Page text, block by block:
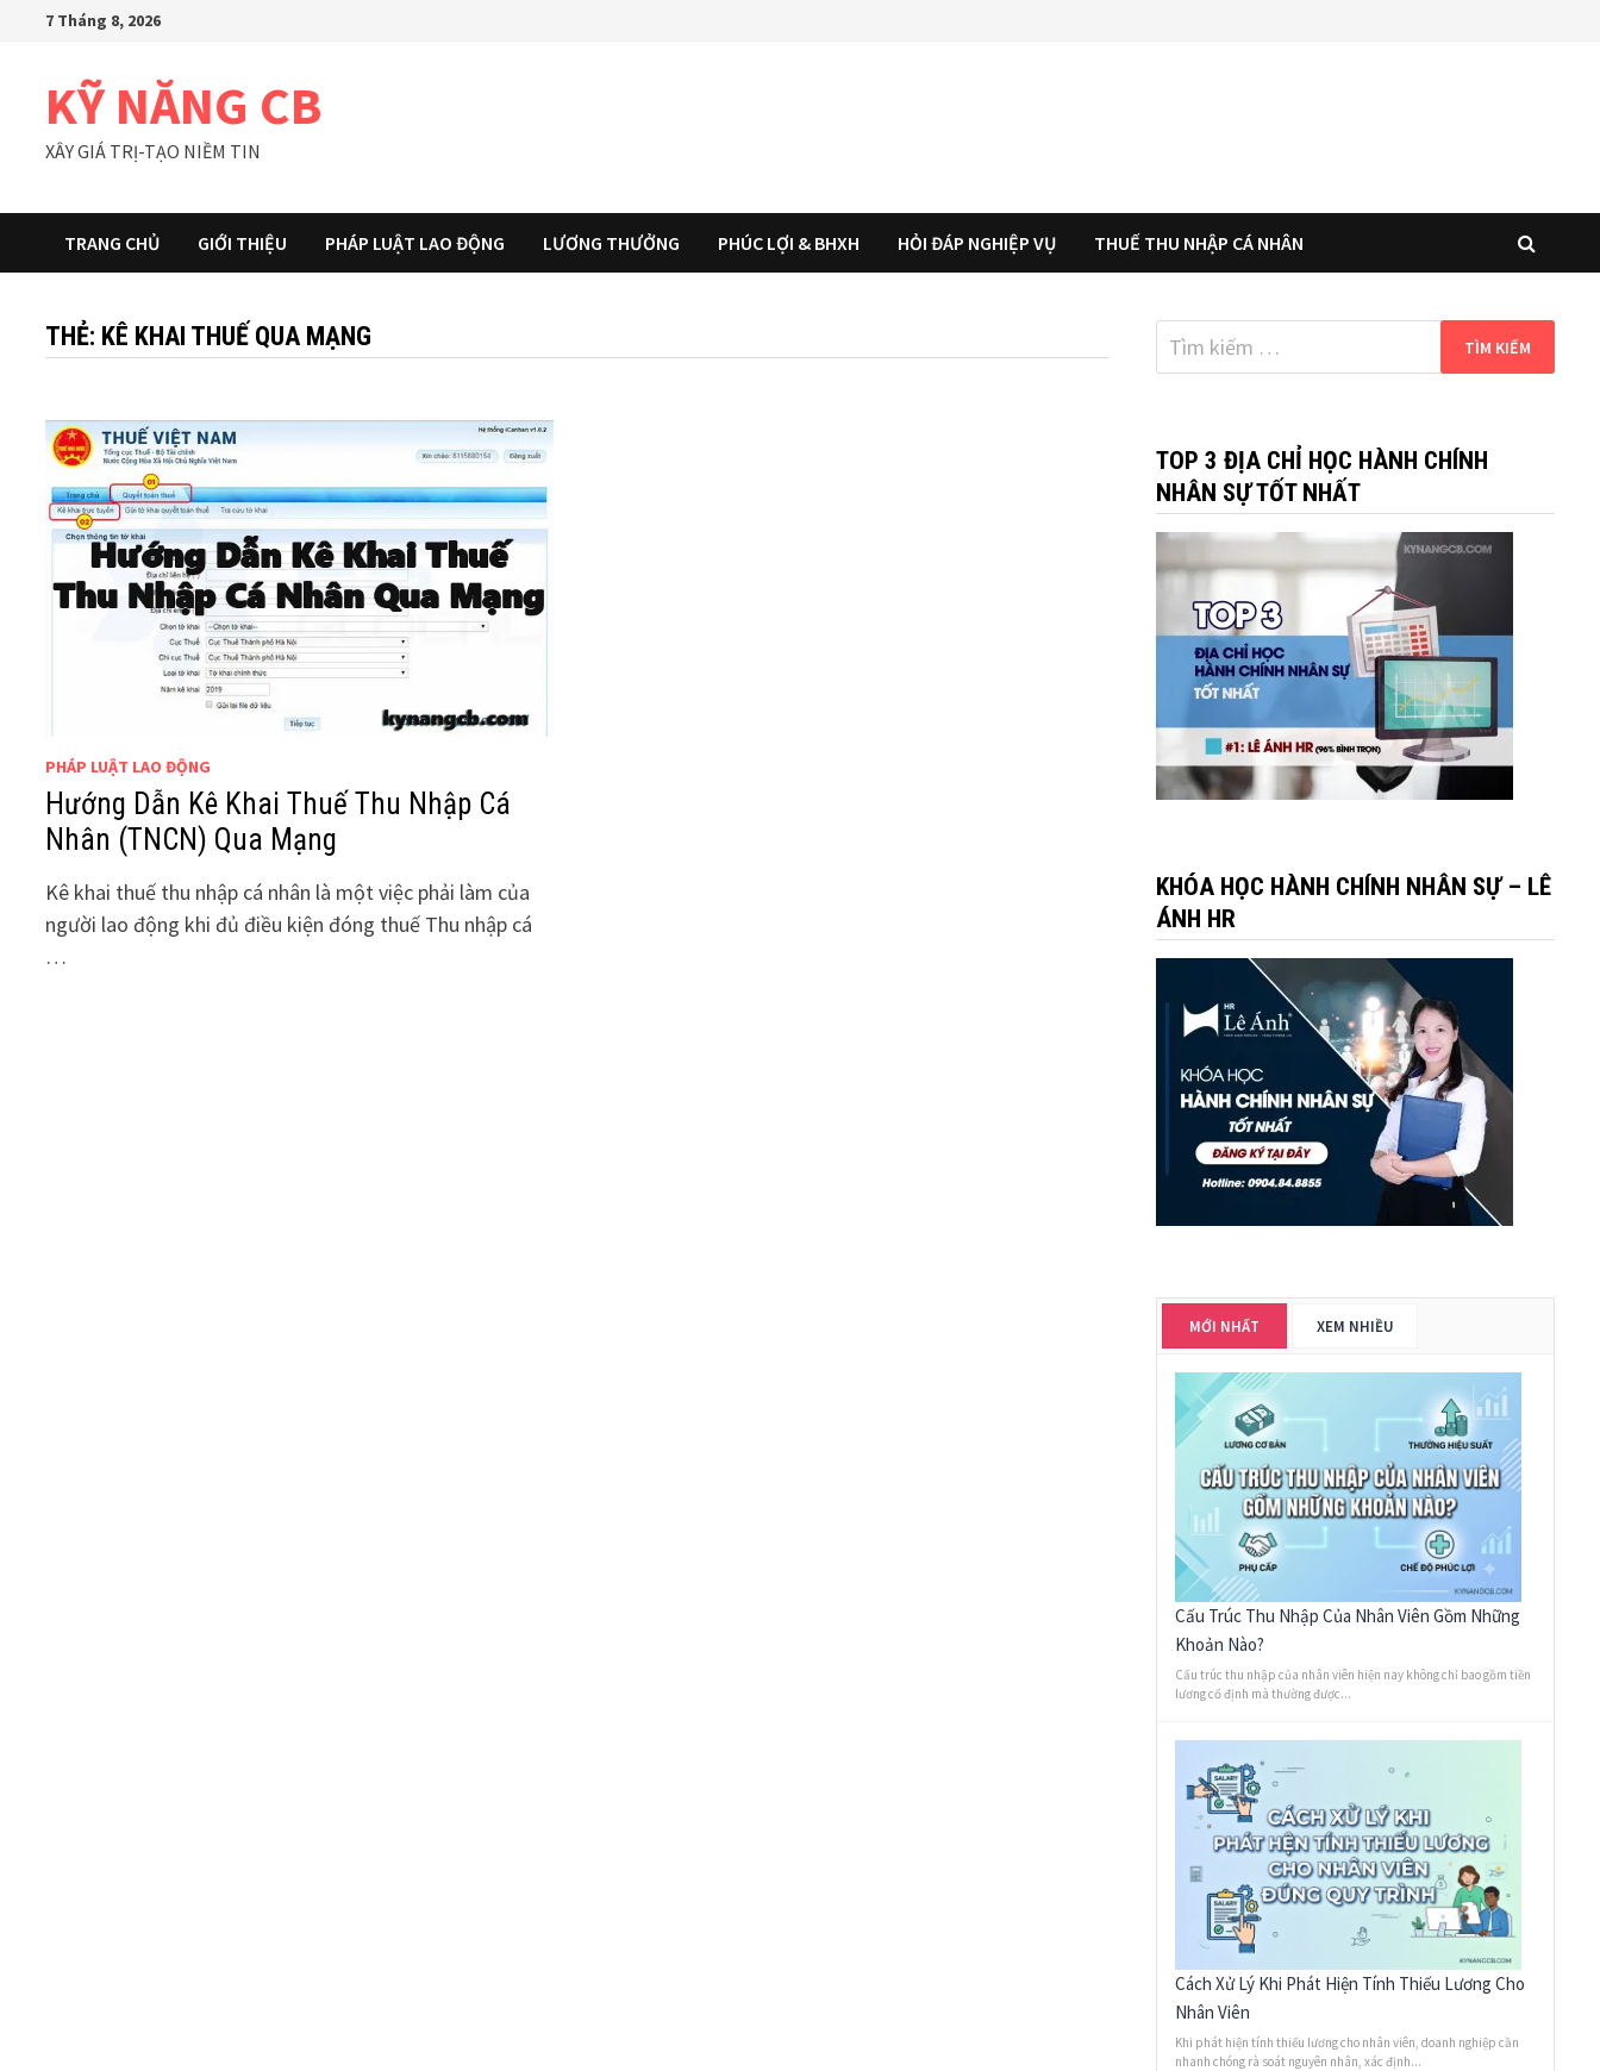
7 Tháng 8, 2026
KỸ NĂNG CB
XÂY GIÁ TRỊ-TẠO NIỀM TIN
TRANG CHỦ GIỚI THIỆU PHÁP LUẬT LAO ĐỘNG LƯƠNG THƯỞNG PHÚC LỢI & BHXH HỎI ĐÁP NGHIỆP VỤ THUẾ THU NHẬP CÁ NHÂN
THẺ: KÊ KHAI THUẾ QUA MẠNG
PHÁP LUẬT LAO ĐỘNG
Hướng Dẫn Kê Khai Thuế Thu Nhập Cá
Nhân (TNCN) Qua Mạng
Kê khai thuế thu nhập cá nhân là một việc phải làm của
người lao động khi đủ điều kiện đóng thuế Thu nhập cá
…
Tìm
kiếm
TOP 3 ĐỊA CHỈ HỌC HÀNH CHÍNH
NHÂN SỰ TỐT NHẤT
KHÓA HỌC HÀNH CHÍNH NHÂN SỰ – LÊ
ÁNH HR
MỚI NHẤT XEM NHIỀU
Cấu Trúc Thu Nhập Của Nhân Viên Gồm Những
Khoản Nào?
Cấu trúc thu nhập của nhân viên hiện nay không chỉ bao gồm tiền
lương cố định mà thường được...
Cách Xử Lý Khi Phát Hiện Tính Thiếu Lương Cho
Nhân Viên
Khi phát hiện tính thiếu lương cho nhân viên, doanh nghiệp cần
nhanh chóng rà soát nguyên nhân, xác định...